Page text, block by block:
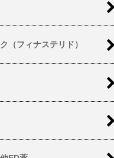
（フィナステリド）